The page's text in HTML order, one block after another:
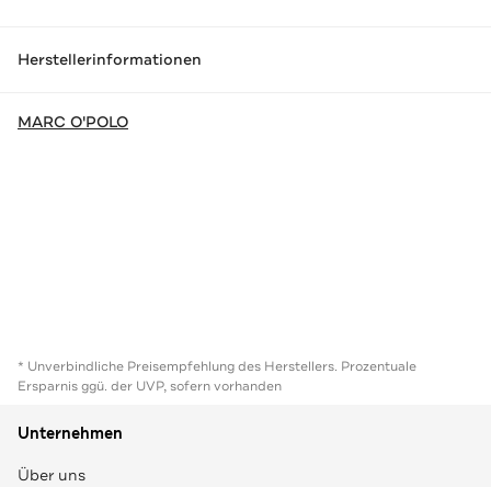
Herstellerinformationen
MARC O'POLO
* Unverbindliche Preisempfehlung des Herstellers. Prozentuale
Ersparnis ggü. der UVP, sofern vorhanden
Unternehmen
Über uns